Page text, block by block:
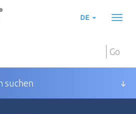
DE
Go
suchen